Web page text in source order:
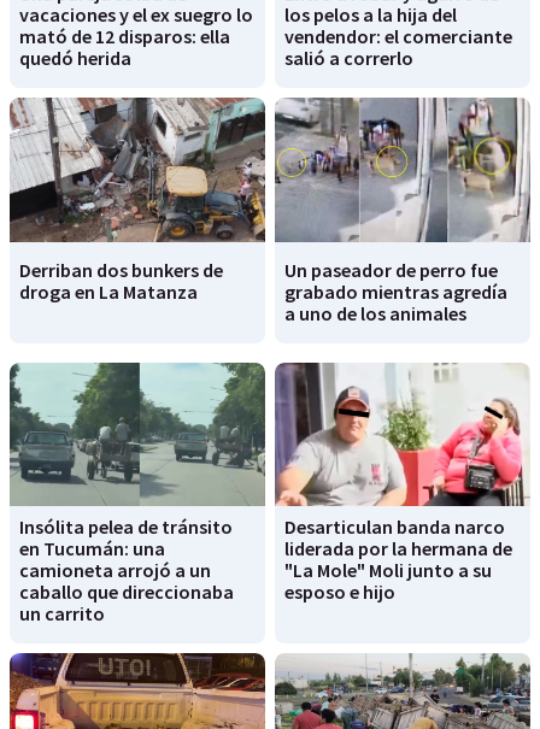
vacaciones y el ex suegro lo
mató de 12 disparos: ella
quedó herida
los pelos a la hija del
vendendor: el comerciante
salió a correrlo
Derriban dos bunkers de
droga en La Matanza
Un paseador de perro fue
grabado mientras agredía
a uno de los animales
Insólita pelea de tránsito
en Tucumán: una
camioneta arrojó a un
caballo que direccionaba
un carrito
Desarticulan banda narco
liderada por la hermana de
"La Mole" Moli junto a su
esposo e hijo